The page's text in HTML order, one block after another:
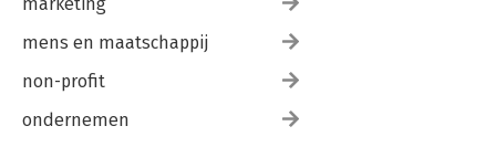
mens en maatschappij
non-profit
ondernemen